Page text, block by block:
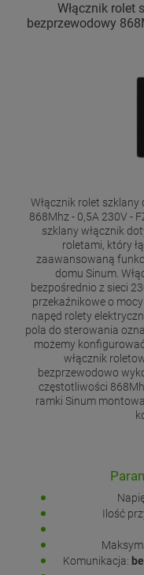
Włącznik rolet
bezprzewodowy
Włącznik rolet
868Mhz - 0,5A 230V -
szklany włącznik
roletami, który
zaawansowaną
domu Sinum.
bezpośrednio z sieci
przekaźnikowe o
napęd rolety
pola do sterowania
możemy
włącznik
bezprzewodowo
częstotliwości
ramki Sinum
Ilość
Komunikacja: